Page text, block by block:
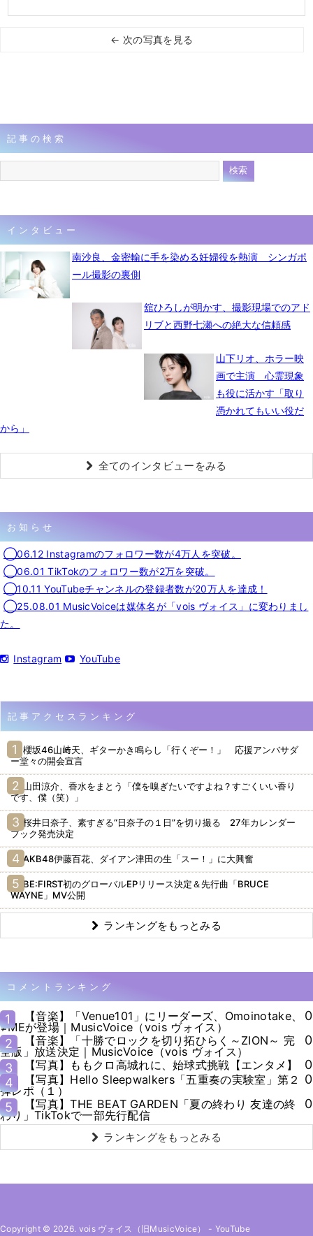
← 次の写真を見る
記事の検索
インタビュー
南沙良、金密輸に手を染める妊婦役を熱演 シンガポ
ール撮影の裏側
舘ひろしが明かす、撮影現場でのアド
リブと西野七瀬への絶大な信頼感
山下リオ、ホラー映
画で主演 心霊現象
も役に活かす「取り
憑かれてもいい役だ
から」
全てのインタビューをみる
お知らせ
◯06.12 Instagramのフォロワー数が4万人を突破。
◯06.01 TikTokのフォロワー数が2万を突破。
◯10.11 YouTubeチャンネルの登録者数が20万人を達成！
◯25.08.01 MusicVoiceは媒体名が「vois ヴォイス」に変わりまし
た。
Instagram YouTube
記事アクセスランキング
櫻坂46山﨑天、ギターかき鳴らし「行くぞー！」 応援アンバサダ
ー堂々の開会宣言
山田涼介、香水をまとう「僕を嗅ぎたいですよね？すごくいい香り
です、僕（笑）」
桜井日奈子、素すぎる“日奈子の１日”を切り撮る 27年カレンダー
ブック発売決定
AKB48伊藤百花、ダイアン津田の生「スー！」に大興奮
BE:FIRST初のグローバルEPリリース決定＆先行曲「BRUCE
WAYNE」MV公開
ランキングをもっとみる
コメントランキング
1
【音楽】「Venue101」にリーダーズ、Omoinotake、
≠MEが登場｜MusicVoice（vois ヴォイス）
0
2
【音楽】「十勝でロックを切り拓ひらく～ZION～ 完
全版」放送決定｜MusicVoice（vois ヴォイス）
0
3
【写真】ももクロ高城れに、始球式挑戦【エンタメ】
0
4
【写真】Hello Sleepwalkers「五重奏の実験室」第２
弾レポ（１）
0
5
【写真】THE BEAT GARDEN「夏の終わり 友達の終
わり」TikTokで一部先行配信
0
ランキングをもっとみる
Copyright © 2026. vois ヴォイス（旧MusicVoice） - YouTube